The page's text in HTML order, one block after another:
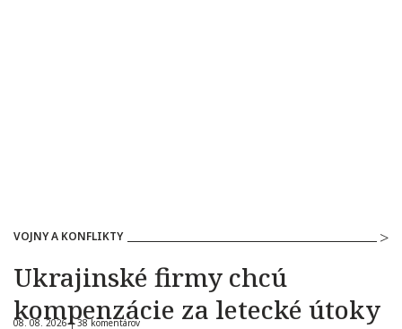
VOJNY A KONFLIKTY
Ukrajinské firmy chcú
kompenzácie za letecké útoky
08. 08. 2026 |38 komentárov